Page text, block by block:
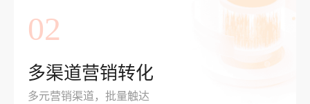
02
多渠道营销转化
多元营销渠道，批量触达